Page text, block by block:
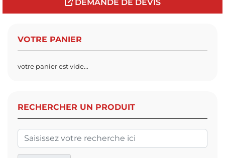
DEMANDE DE DEVIS
VOTRE PANIER
votre panier est vide...
RECHERCHER UN PRODUIT